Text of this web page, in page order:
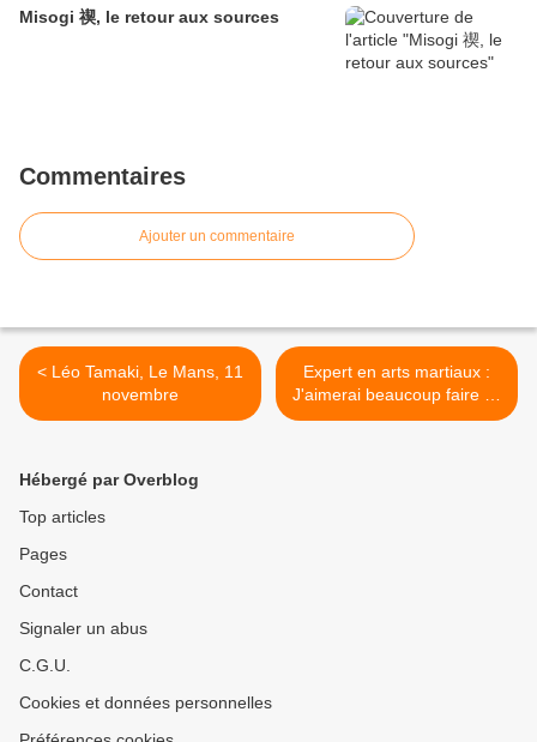
Misogi 禊, le retour aux sources
Commentaires
Ajouter un commentaire
< Léo Tamaki, Le Mans, 11
novembre
Expert en arts martiaux :
J'aimerai beaucoup faire ce
que vous faites >
Hébergé par Overblog
Top articles
Pages
Contact
Signaler un abus
C.G.U.
Cookies et données personnelles